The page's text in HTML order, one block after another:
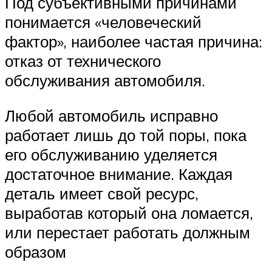
понимается «человеческий
фактор», наиболее частая причина:
отказ от технического
обслуживания автомобиля.
Любой автомобиль исправно
работает лишь до той поры, пока
его обслуживанию уделяется
достаточное внимание. Каждая
деталь имеет свой ресурс,
выработав который она ломается,
или перестает работать должным
образом